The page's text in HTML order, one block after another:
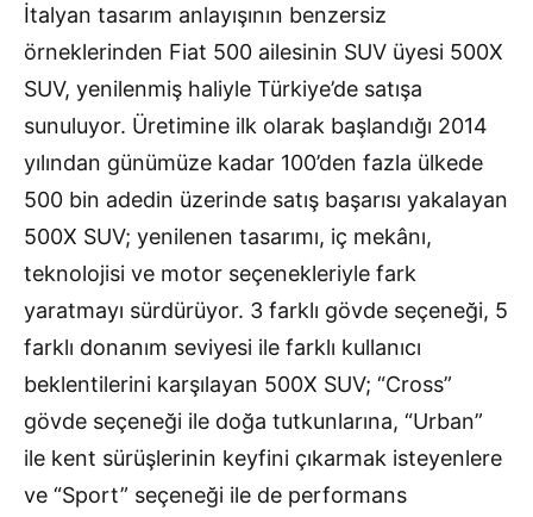
İtalyan tasarım anlayışının benzersiz
örneklerinden Fiat 500 ailesinin SUV üyesi 500X
SUV, yenilenmiş haliyle Türkiye’de satışa
sunuluyor. Üretimine ilk olarak başlandığı 2014
yılından günümüze kadar 100’den fazla ülkede
500 bin adedin üzerinde satış başarısı yakalayan
500X SUV; yenilenen tasarımı, iç mekânı,
teknolojisi ve motor seçenekleriyle fark
yaratmayı sürdürüyor. 3 farklı gövde seçeneği, 5
farklı donanım seviyesi ile farklı kullanıcı
beklentilerini karşılayan 500X SUV; “Cross”
gövde seçeneği ile doğa tutkunlarına, “Urban”
ile kent sürüşlerinin keyfini çıkarmak isteyenlere
ve “Sport” seçeneği ile de performans